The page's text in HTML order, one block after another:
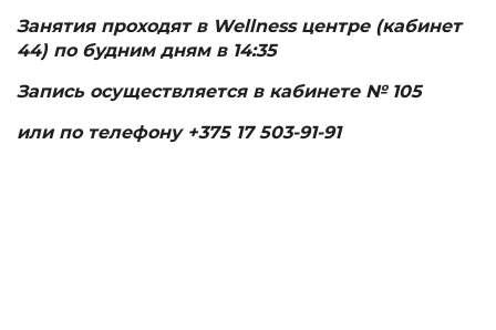
Занятия проходят в Wellnessцентре (кабинет
44) по будним дням в 14:35
Запись осуществляется в кабинете № 105
или по телефону +375 17 503-91-91